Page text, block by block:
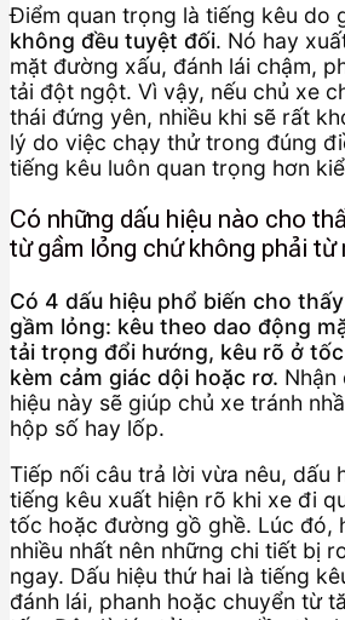
Điểm quan trọng là tiếng kêu do
không đều tuyệt đối. Nó hay
mặt đường xấu, đánh lái chậm,
tải đột ngột. Vì vậy, nếu chủ xe
thái đứng yên, nhiều khi sẽ rất
lý do việc chạy thử trong đúng
tiếng kêu luôn quan trọng hơn
Có những dấu hiệu nào cho
từ gầm lỏng chứ không phải từ
Có 4 dấu hiệu phổ biến cho
gầm lỏng: kêu theo dao động
tải trọng đổi hướng, kêu rõ ở
kèm cảm giác dội hoặc rơ. Nhận
hiệu này sẽ giúp chủ xe tránh
hộp số hay lốp.
Tiếp nối câu trả lời vừa nêu, dấu
tiếng kêu xuất hiện rõ khi xe đi
tốc hoặc đường gồ ghề. Lúc đó,
nhiều nhất nên những chi tiết bị
ngay. Dấu hiệu thứ hai là tiếng
đánh lái, phanh hoặc chuyển từ